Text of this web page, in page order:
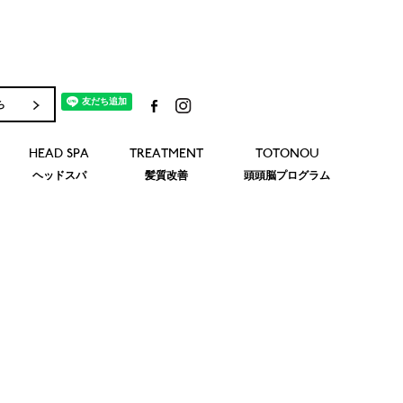
HEAD SPA
ヘッドスパ
TREATMENT
髪質改善
TOTONOU
頭頭脳プログラム